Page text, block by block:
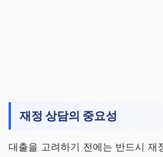
재정 상담의 중요성
대출을 고려하기 전에는 반드시 재